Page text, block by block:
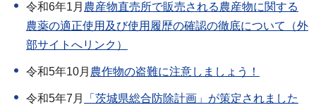
令和6年1月 農産物直売所で販売される農産物に関する
農薬の適正使用及び使用履歴の確認の徹底について（外
部サイトへリンク）
令和5年10月 農作物の盗難に注意しましょう！
令和5年7月 「茨城県総合防除計画」が策定されました